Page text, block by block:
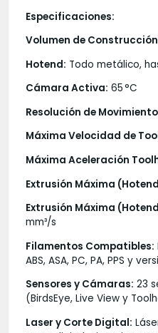
Especificaciones:
Volumen de
Hotend: Todo metálico,
Cámara Activa: 65 °C
Resolución de
Máxima Velocidad de
Máxima Aceleración
Extrusión Máxima
Extrusión Máxima
mm³/s
Filamentos Compatibles:
ABS, ASA, PC, PA, PPS y
Sensores y Cámaras: 23
(BirdsEye, Live View y
Laser y Corte Digital: